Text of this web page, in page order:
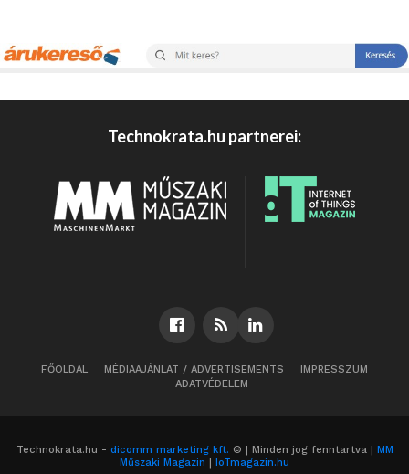
Technokrata.hu partnerei:
FŐOLDAL MÉDIAAJÁNLAT / ADVERTISEMENTS
IMPRESSZUM
ADATVÉDELEM
Technokrata.hu - dicomm marketing kft. © | Minden jog fenntartva |
MM
Műszaki Magazin
IoTmagazin.hu